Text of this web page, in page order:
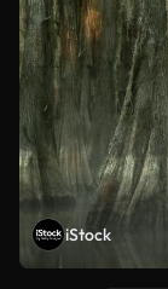
iStock